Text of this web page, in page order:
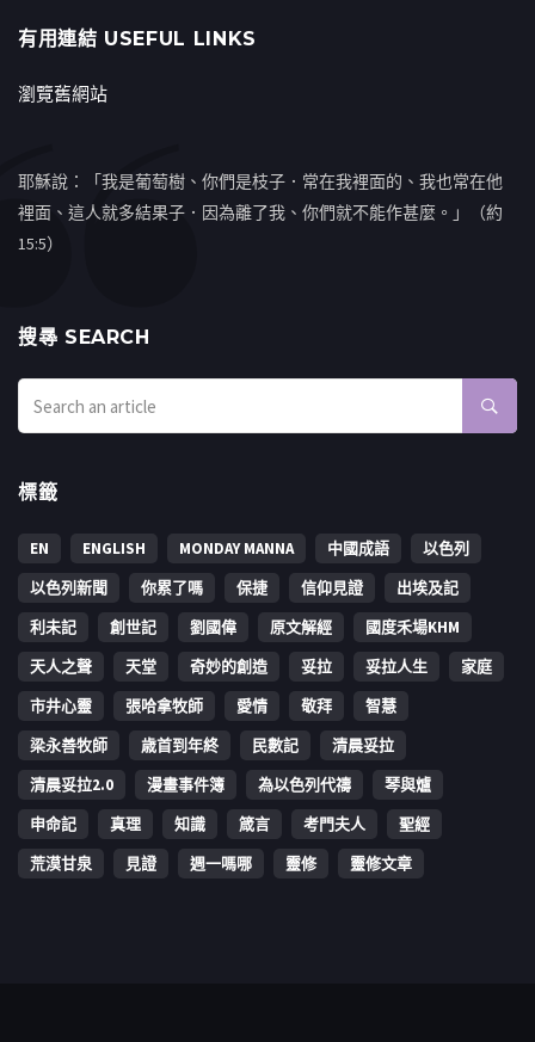
有用連結 USEFUL LINKS
瀏覽舊網站
耶穌說：「我是葡萄樹、你們是枝子．常在我裡面的、我也常在他
裡面、這人就多結果子．因為離了我、你們就不能作甚麼。」（約
15:5）
搜㝷 SEARCH
標籤
EN ENGLISH MONDAY MANNA 中國成語
以色列
以色列新聞
你累了嗎 保捷 信仰見證
出埃及記
利未記
創世記 劉國偉 原文解經
國度禾場KHM
天人之聲
天堂 奇妙的創造 妥拉 妥拉人生
家庭
市井心靈
張哈拿牧師 愛情 敬拜
智慧
梁永善牧師
歳首到年終 民數記
清晨妥拉
清晨妥拉2.0
漫畫事件簿 為以色列代禱
琴與爐
申命記
真理 知識 箴言 考門夫人
聖經
荒漠甘泉
見證 週一嗎哪 靈修 靈修文章